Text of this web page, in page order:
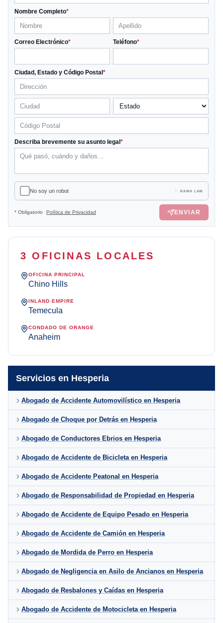
Servicios en Hesperia
Abogado de Accidente Automovilístico en Hesperia
Abogado de Choque por Detrás en Hesperia
Abogado de Conductores Ebrios en Hesperia
Abogado de Accidente de Bicicleta en Hesperia
Abogado de Accidente Peatonal en Hesperia
Abogado de Responsabilidad de Propiedad en Hesperia
Abogado de Accidente de Equipo Pesado en Hesperia
Abogado de Accidente de Camión en Hesperia
Abogado de Mordida de Perro en Hesperia
Abogado de Negligencia en Asilo de Ancianos en Hesperia
Abogado de Resbalones y Caídas en Hesperia
Abogado de Accidente de Motocicleta en Hesperia
Nombre Completo*
Correo Electrónico* Teléfono*
Ciudad, Estado y Código Postal *
Describa brevemente su asunto legal *
No soy un robot RAWA LAW
* Obligatorio Política de Privacidad ENVIAR
3 OFICINAS LOCALES
OFICINA PRINCIPAL
Chino Hills
INLAND EMPIRE
Temecula
CONDADO DE ORANGE
Anaheim